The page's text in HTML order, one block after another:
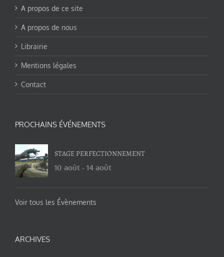
A propos de ce site
A propos de nous
Librairie
Mentions légales
Contact
PROCHAINS ÉVÉNEMENTS
STAGE PERFECTIONNEMENT
10 août - 14 août
Voir tous les Évènements
ARCHIVES